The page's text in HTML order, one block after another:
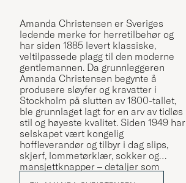
Amanda Christensen er Sveriges
ledende merke for herretilbehør og
har siden 1885 levert klassiske,
veltilpassede plagg til den moderne
gentlemannen. Da grunnleggeren
Amanda Christensen begynte å
produsere sløyfer og kravatter i
Stockholm på slutten av 1800-tallet,
ble grunnlaget lagt for en arv av tidløs
stil og høyeste kvalitet. Siden 1949 har
selskapet vært kongelig
hoffleverandør og tilbyr i dag slips,
skjerf, lommetørklær, sokker og
mansjettknapper – detaljer som